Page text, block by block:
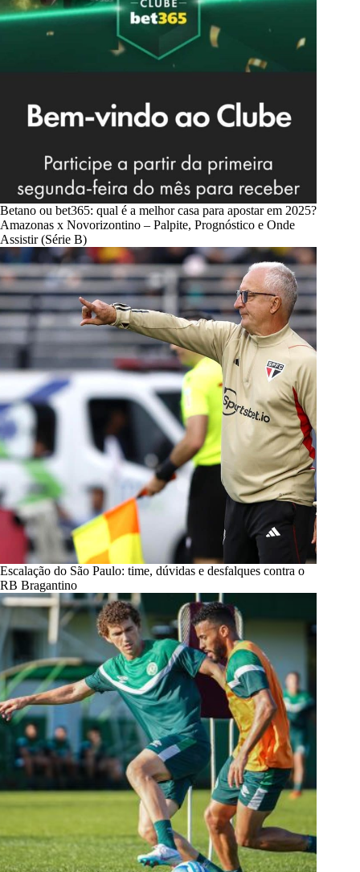
Betano ou bet365: qual é a melhor casa para apostar em 2025?
Amazonas x Novorizontino – Palpite, Prognóstico e Onde
Assistir (Série B)
Escalação do São Paulo: time, dúvidas e desfalques contra o
RB Bragantino